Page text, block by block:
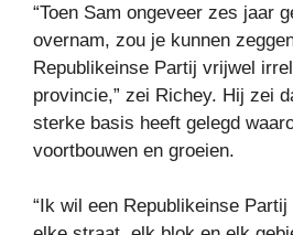
“Toen Sam ongeveer zes jaar
overnam, zou je kunnen
Republikeinse Partij vrijwel
provincie,” zei Richey. Hij zei
sterke basis heeft gelegd
voortbouwen en groeien.
“Ik wil een Republikeinse